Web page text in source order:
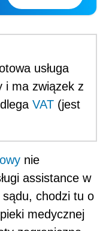
usługa
i ma związek z
VAT (jest
nie
assistance w
sądu, chodzi tu o
medycznej